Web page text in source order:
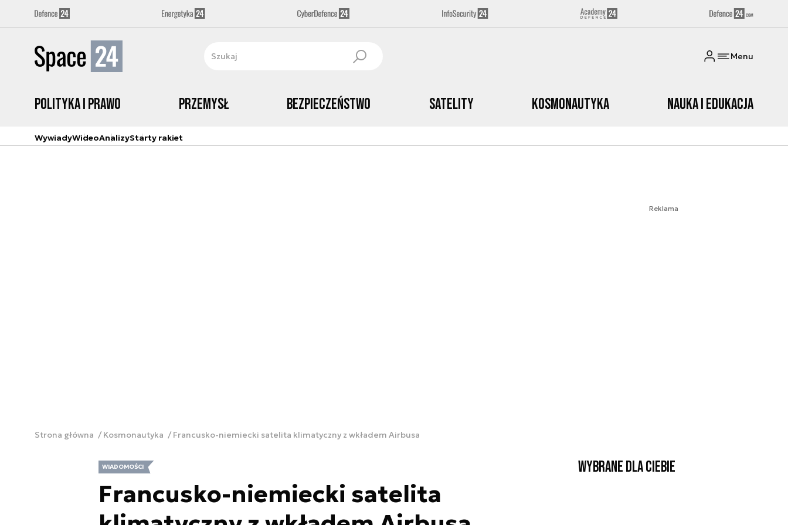
Menu
Polityka i prawo Przemysł Bezpieczeństwo Satelity Kosmonautyka Nauka i edukacja
WywiadyWideoAnalizyStarty rakiet
Reklama
Strona główna Kosmonautyka Francusko-niemiecki satelita klimatyczny z wkładem Airbusa
WIADOMOŚCI
Francusko-niemiecki satelita
Wybrane dla Ciebie